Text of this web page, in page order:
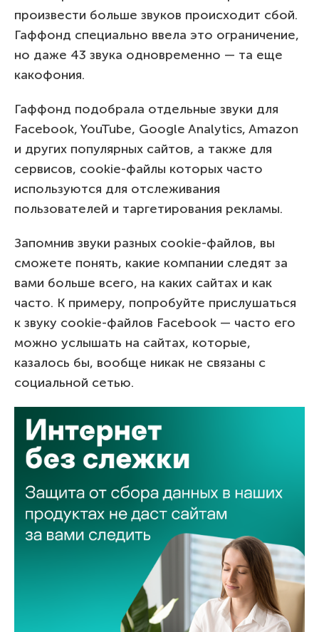
произвести больше звуков происходит сбой.
Гаффонд специально ввела это ограничение,
но даже 43 звука одновременно — та еще
какофония.
Гаффонд подобрала отдельные звуки для
Facebook, YouTube, Google Analytics, Amazon
и других популярных сайтов, а также для
сервисов, cookie-файлы которых часто
используются для отслеживания
пользователей и таргетирования рекламы.
Запомнив звуки разных cookie-файлов, вы
сможете понять, какие компании следят за
вами больше всего, на каких сайтах и как
часто. К примеру, попробуйте прислушаться
к звуку cookie-файлов Facebook — часто его
можно услышать на сайтах, которые,
казалось бы, вообще никак не связаны с
социальной сетью.